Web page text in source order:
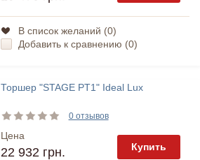
В список желаний (0)
Добавить к сравнению (0)
Торшер "STAGE PT1" Ideal Lux
0 отзывов
Цена
22 932 грн. Купить